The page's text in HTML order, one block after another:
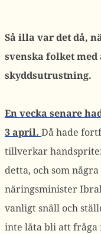
Så illa var det då,
svenska folket
skyddsutrustning.
En vecka senare
3 april. Då hade
tillverkar
detta, och som
näringsminister
vanligt snäll och
inte låta bli att fråga